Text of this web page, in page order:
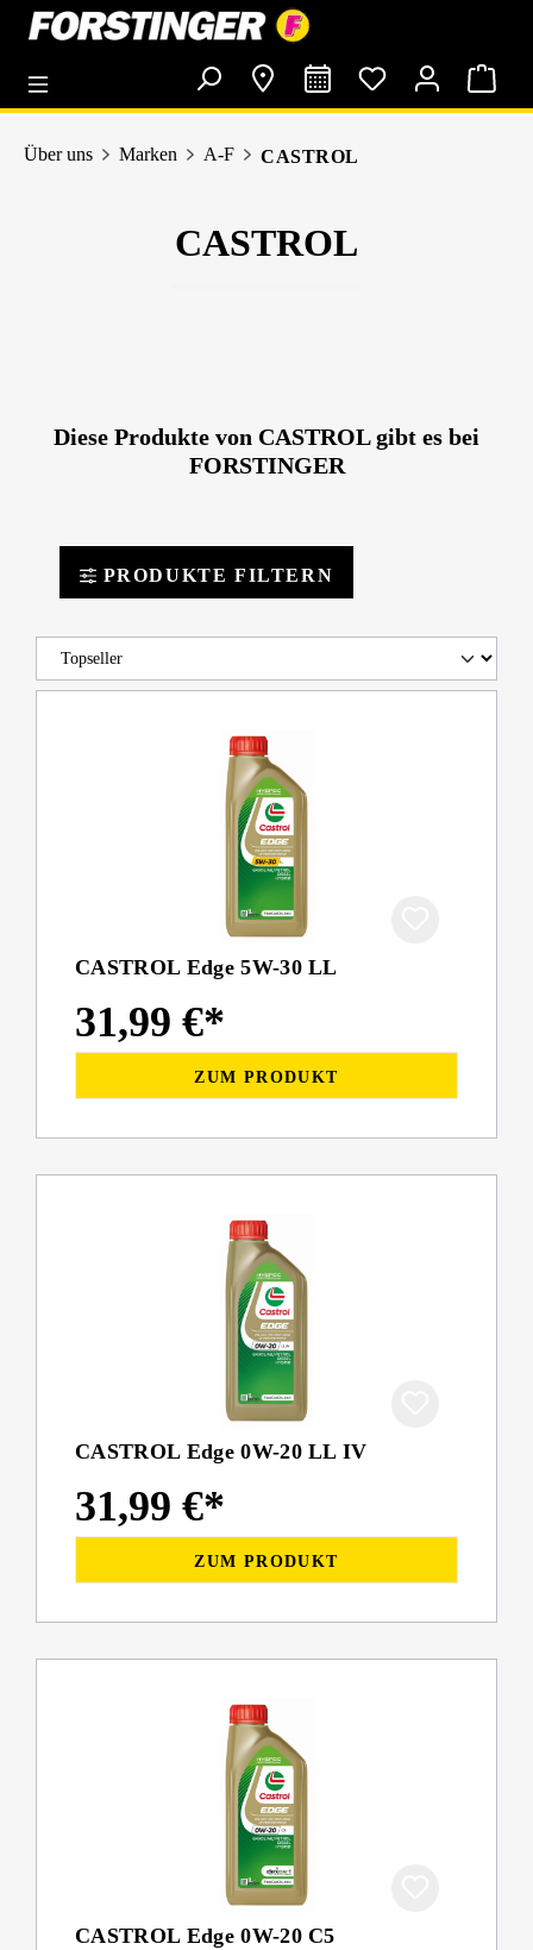
springen
Über uns Marken A-F CASTROL
CASTROL
Diese Produkte von CASTROL gibt es bei
FORSTINGER
PRODUKTE FILTERN
CASTROL Edge 5W-30 LL
31,99 €*
ZUM PRODUKT
CASTROL Edge 0W-20 LL IV
31,99 €*
ZUM PRODUKT
CASTROL Edge 0W-20 C5